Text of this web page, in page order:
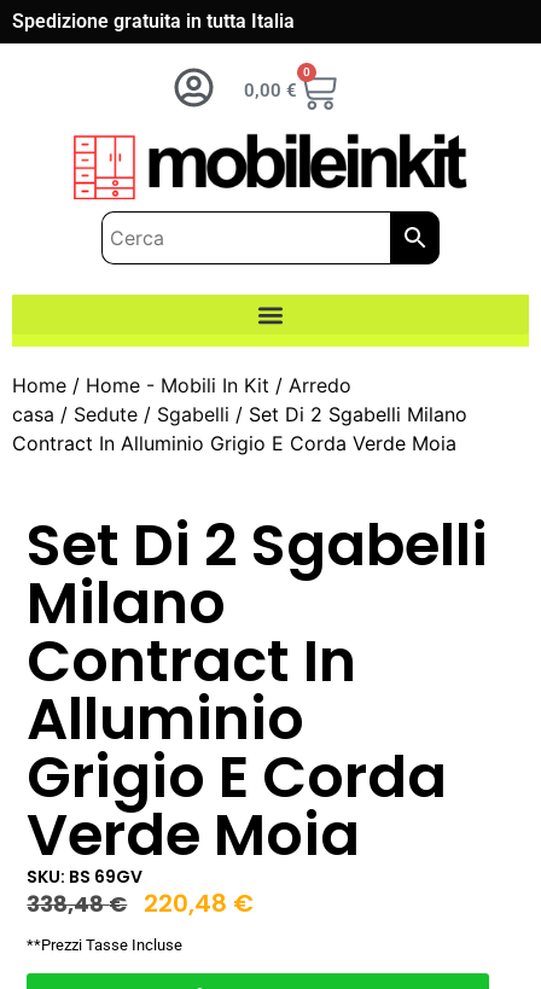
Spedizione gratuita in tutta Italia
0,00 €
0
Home / Home - Mobili In Kit / Arredo
casa / Sedute / Sgabelli / Set Di 2 Sgabelli Milano
Contract In Alluminio Grigio E Corda Verde Moia
Set Di 2 Sgabelli
Milano
Contract In
Alluminio
Grigio E Corda
Verde Moia
SKU: BS 69GV
338,48€ 220,48 €
**Prezzi Tasse Incluse